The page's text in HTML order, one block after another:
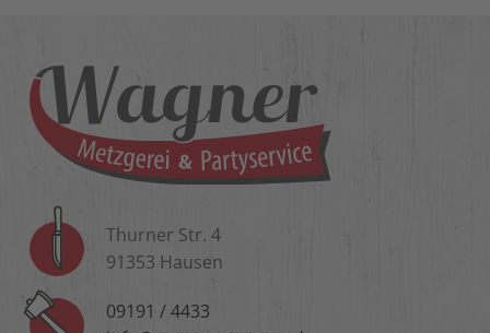
Thurner Str. 4
91353 Hausen
09191 / 4433